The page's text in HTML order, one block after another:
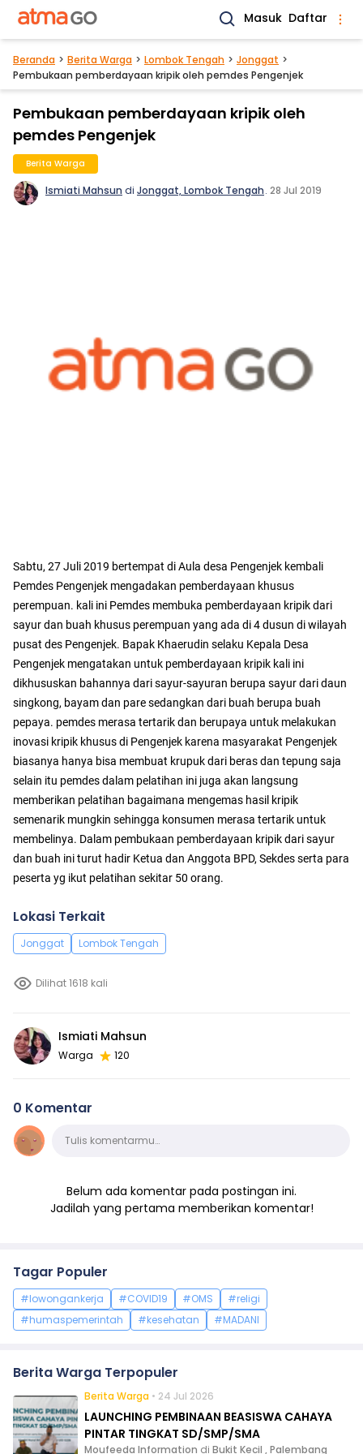
Masuk Daftar
Beranda Berita Warga Lombok Tengah
Jonggat
Pembukaan pemberdayaan kripik oleh pemdes Pengenjek
Pembukaan pemberdayaan kripik oleh
pemdes Pengenjek
Berita Warga
Ismiati Mahsun di Jonggat, Lombok Tengah. 28 Jul 2019
Sabtu, 27 Juli 2019 bertempat di Aula desa Pengenjek kembali
Pemdes Pengenjek mengadakan pemberdayaan khusus
perempuan. kali ini Pemdes membuka pemberdayaan kripik dari
sayur dan buah khusus perempuan yang ada di 4 dusun di wilayah
pusat des Pengenjek. Bapak Khaerudin selaku Kepala Desa
Pengenjek mengatakan untuk pemberdayaan kripik kali ini
dikhususkan bahannya dari sayur-sayuran berupa sayur dari daun
singkong, bayam dan pare sedangkan dari buah berupa buah
pepaya. pemdes merasa tertarik dan berupaya untuk melakukan
inovasi kripik khusus di Pengenjek karena masyarakat Pengenjek
biasanya hanya bisa membuat krupuk dari beras dan tepung saja
selain itu pemdes dalam pelatihan ini juga akan langsung
memberikan pelatihan bagaimana mengemas hasil kripik
semenarik mungkin sehingga konsumen merasa tertarik untuk
membelinya. Dalam pembukaan pemberdayaan kripik dari sayur
dan buah ini turut hadir Ketua dan Anggota BPD, Sekdes serta para
peserta yg ikut pelatihan sekitar 50 orang.
Lokasi Terkait
Jonggat Lombok Tengah
Dilihat 1618 kali
Ismiati Mahsun
Warga 120
0 Komentar
KomentarTulis komentarmu…
Belum ada komentar pada postingan ini.
Jadilah yang pertama memberikan komentar!
Tagar Populer
#lowongankerja #COVID19 #OMS
#religi
#humaspemerintah
#kesehatan #MADANI
Berita Warga Terpopuler
Berita Warga • 24 Jul 2026
LAUNCHING PEMBINAAN BEASISWA CAHAYA
PINTAR TINGKAT SD/SMP/SMA
Moufeeda Information di Bukit Kecil , Palembang